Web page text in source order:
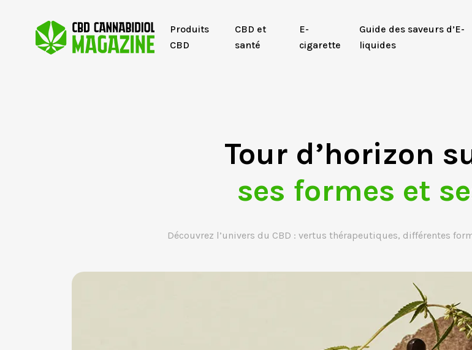
Produits
CBD
CBD et
santé
E-
cigarette
Guide des saveurs d’E-
liquides
Tour d’horizon
ses formes et
Découvrez l’univers du CBD : vertus thérapeutiques, différentes